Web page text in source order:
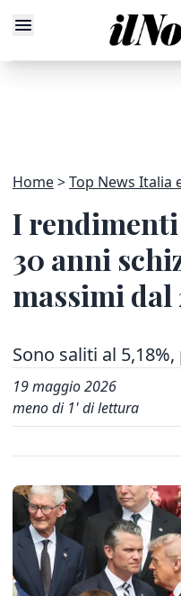
Home Top News Italia
I
30 anni
massimi dal
Sono saliti al
19 maggio 2026
meno di 1' di lettura